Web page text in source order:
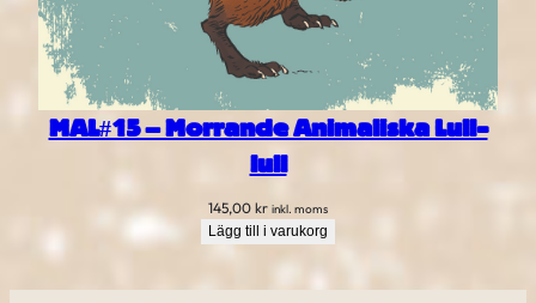
MAL#15 – Morrande Animaliska Lull-
lull
145,00 kr inkl. moms
Lägg till i varukorg